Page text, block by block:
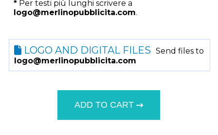
* Per testi più lunghi scrivere a
logo@merlinopubblicita.com.
LOGO AND DIGITAL FILES Send files to
logo@merlinopubblicita.com
ADD TO CART